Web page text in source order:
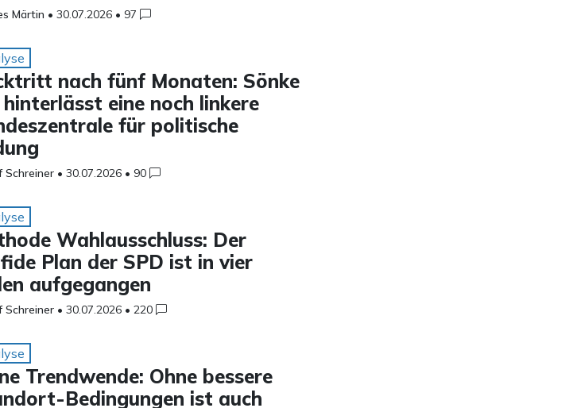
Märtin • 30.07.2026 • 97
nach fünf Monaten: Sönke
hinterlässt eine noch linkere
für politische
Schreiner • 30.07.2026 • 90
Wahlausschluss: Der
Plan der SPD ist in vier
aufgegangen
Schreiner • 30.07.2026 • 220
Trendwende: Ohne bessere
Bedingungen ist auch